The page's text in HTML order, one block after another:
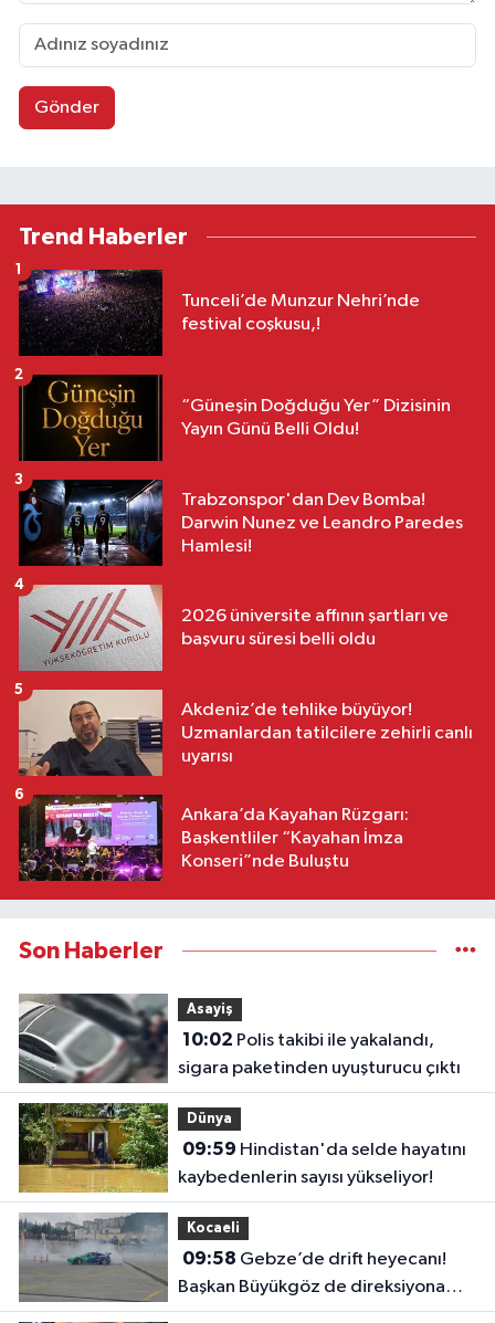
Gönder
Trend Haberler
Tunceli’de Munzur Nehri’nde
festival coşkusu,!
1
“Güneşin Doğduğu Yer” Dizisinin
Yayın Günü Belli Oldu!
2
Trabzonspor'dan Dev Bomba!
Darwin Nunez ve Leandro Paredes
Hamlesi!
3
2026 üniversite affının şartları ve
başvuru süresi belli oldu
4
Akdeniz’de tehlike büyüyor!
Uzmanlardan tatilcilere zehirli canlı
uyarısı
5
Ankara’da Kayahan Rüzgarı:
Başkentliler “Kayahan İmza
Konseri”nde Buluştu
6
Son Haberler
Asayiş
10:02
sigara paketinden uyuşturucu çıktı
Dünya
09:59
kaybedenlerin sayısı yükseliyor!
Kocaeli
09:58
Başkan Büyükgöz de direksiyona
geçti